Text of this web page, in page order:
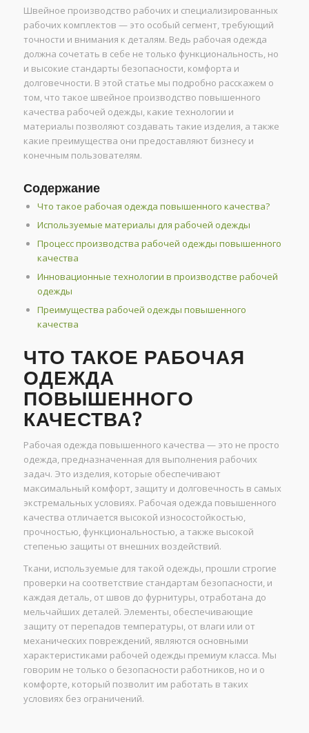
Швейное производство рабочих и специализированных
рабочих комплектов — это особый сегмент, требующий
точности и внимания к деталям. Ведь рабочая одежда
должна сочетать в себе не только функциональность, но
и высокие стандарты безопасности, комфорта и
долговечности. В этой статье мы подробно расскажем о
том, что такое швейное производство повышенного
качества рабочей одежды, какие технологии и
материалы позволяют создавать такие изделия, а также
какие преимущества они предоставляют бизнесу и
конечным пользователям.
Содержание
Что такое рабочая одежда повышенного качества?
Используемые материалы для рабочей одежды
Процесс производства рабочей одежды повышенного
качества
Инновационные технологии в производстве рабочей
одежды
Преимущества рабочей одежды повышенного
качества
ЧТО ТАКОЕ РАБОЧАЯ
ОДЕЖДА
ПОВЫШЕННОГО
КАЧЕСТВА?
Рабочая одежда повышенного качества — это не просто
одежда, предназначенная для выполнения рабочих
задач. Это изделия, которые обеспечивают
максимальный комфорт, защиту и долговечность в самых
экстремальных условиях. Рабочая одежда повышенного
качества отличается высокой износостойкостью,
прочностью, функциональностью, а также высокой
степенью защиты от внешних воздействий.
Ткани, используемые для такой одежды, прошли строгие
проверки на соответствие стандартам безопасности, и
каждая деталь, от швов до фурнитуры, отработана до
мельчайших деталей. Элементы, обеспечивающие
защиту от перепадов температуры, от влаги или от
механических повреждений, являются основными
характеристиками рабочей одежды премиум класса. Мы
говорим не только о безопасности работников, но и о
комфорте, который позволит им работать в таких
условиях без ограничений.